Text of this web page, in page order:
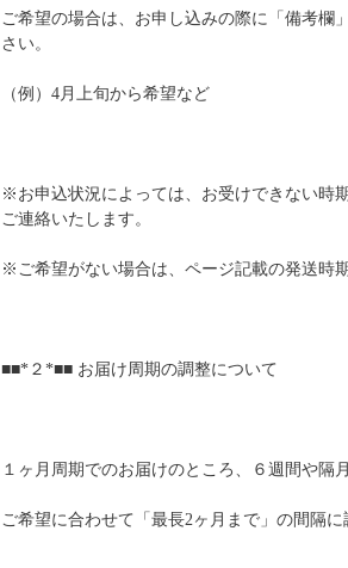
ご希望の場合は、お申し込みの際に「備考欄
さい。
（例）4月上旬から希望など
※お申込状況によっては、お受けできない時
ご連絡いたします。
※ご希望がない場合は、ページ記載の発送時
■■*２*■■ お届け周期の調整について
１ヶ月周期でのお届けのところ、６週間や隔月
ご希望に合わせて「最長2ヶ月まで」の間隔